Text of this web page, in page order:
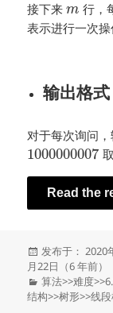
接下来m 行，
表示进行一次
输出格式
对于每次询问
1000000007
Read the
发
布
于
发布于： 2020
月22日（6 年前）
分
类
算法>>难度>>
结构>>树形>>线